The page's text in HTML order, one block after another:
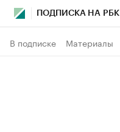
ПОДПИСКА НА РБК
В подписке Материалы